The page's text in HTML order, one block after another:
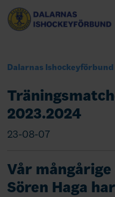
Dalarnas Ishockeyförbund
2023.2024
23-08-07
Vår
Sören Haga